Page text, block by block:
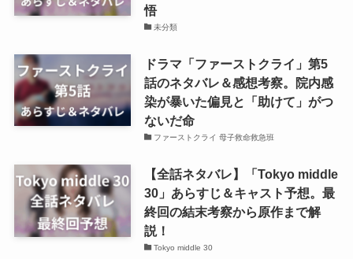
悟
未分類
ドラマ「ファーストクライ」第5
話のネタバレ＆感想考察。院内感
染が暴いた偏見と「助けて」がつ
ないだ命
ファーストクライ 母子救命救急班
【全話ネタバレ】「Tokyo middle
30」あらすじ＆キャスト予想。最
終回の結末考察から原作まで解
説！
Tokyo middle 30